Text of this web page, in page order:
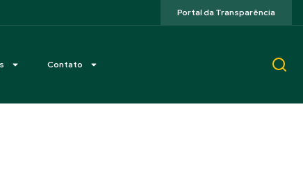
Portal da Transparência
Contato